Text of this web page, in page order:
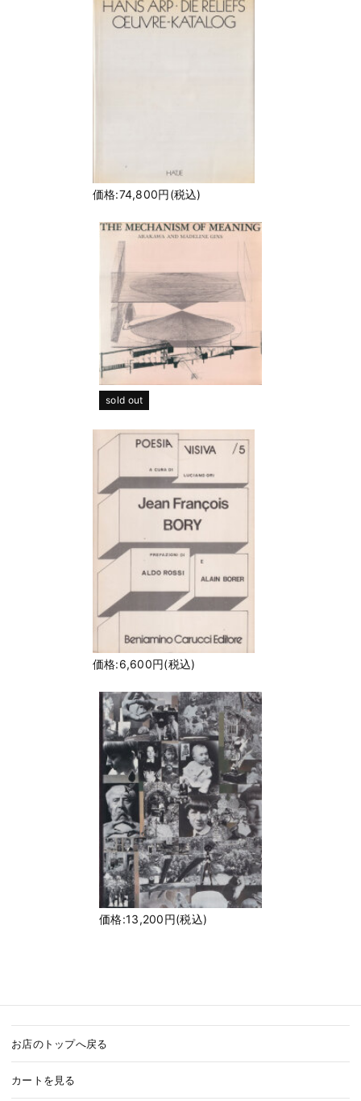
価格:74,800円(税込)
sold out
価格:6,600円(税込)
価格:13,200円(税込)
お店のトップへ戻る
カートを見る